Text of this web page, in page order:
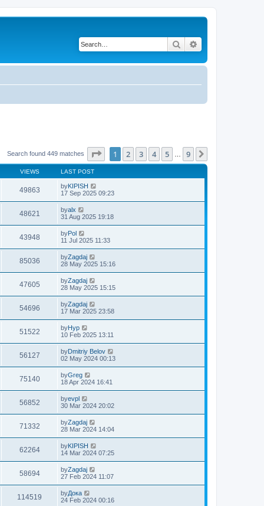
Search
Search found 449 matches Page of 9
1 2 3 4 5 9
VIEWS LAST POST
49863 byKIPISH
17 Sep 2025 09:23
48621 byalx
31 Aug 2025 19:18
43948 byPol
11 Jul 2025 11:33
85036 byZagdaj
28 May 2025 15:16
47605 byZagdaj
28 May 2025 15:15
54696 byZagdaj
17 Mar 2025 23:58
51522 byНур
10 Feb 2025 13:11
56127 byDmitriy Belov
02 May 2024 00:13
75140 byGreg
18 Apr 2024 16:41
56852 byevpl
30 Mar 2024 20:02
71332 byZagdaj
28 Mar 2024 14:04
62264 byKIPISH
14 Mar 2024 07:25
58694 byZagdaj
27 Feb 2024 11:07
114519 byДока
24 Feb 2024 00:16